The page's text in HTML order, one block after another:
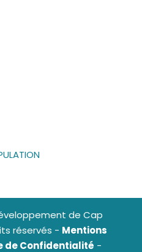
de Cap
réservés - Mentions
de Confidentialité -